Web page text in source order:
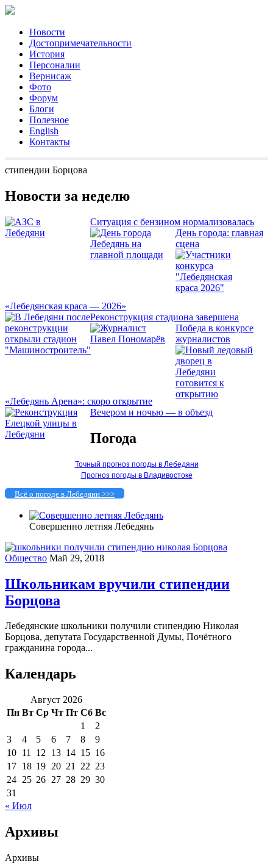
Новости
Достопримечательности
История
Персоналии
Вернисаж
Фото
Форум
Блоги
Полезное
English
Контакты
стипендии Борцова
Новости за неделю
Ситуация с бензином нормализовалась
День города: главная
сцена
«Лебедянская краса — 2026»
Реконструкция стадиона завершена
Победа в конкурсе
журналистов
«Лебедянь Арена»: скоро открытие
Вечером и ночью — в объезд
Погода
Точный прогноз погоды в Лебедяни
Прогноз погоды в Владивостоке
Всё о погоде в Лебедяни >>>
Совершенно летняя Лебедянь
Общество Май 29, 2018
Школьникам вручили стипендии
Борцова
Лебедянские школьники получили стипендию Николая
Борцова, депутата Государственной Думы, Почётного
гражданина города...
Календарь
Август 2026
Пн Вт Ср Чт Пт Сб Вс
1
2
3
4 5 6 7 8
9
10 11 12 13 14 15 16
17 18 19 20 21 22 23
24 25 26 27 28 29 30
31
« Июл
Архивы
Архивы